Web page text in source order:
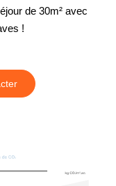
de 30m² avec
!